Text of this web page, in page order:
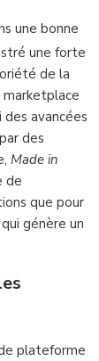
une bonne
une forte
de la
marketplace
avancées
des
Made in
de
que pour
génère un
plateforme